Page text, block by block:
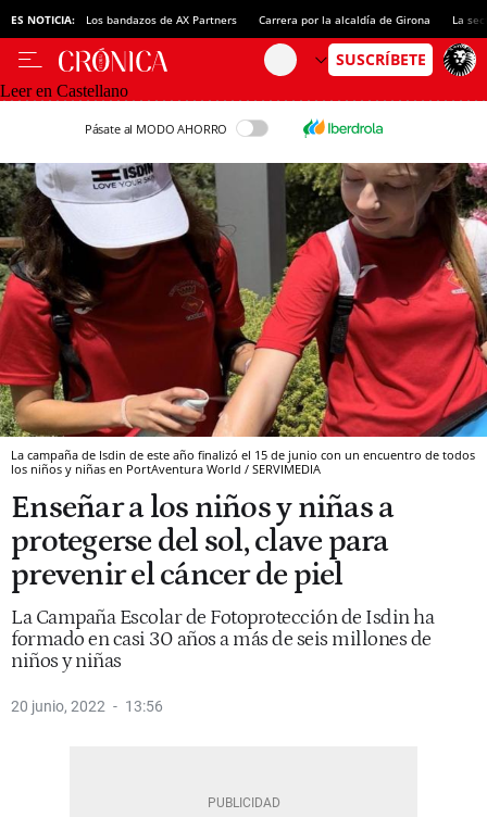
ES NOTICIA: Los bandazos de AX Partners Carrera por la alcaldía de Girona La
Leer en Castellano
Pásate al MODO AHORRO
La campaña de Isdin de este año finalizó el 15 de junio con un encuentro de todos
los niños y niñas en PortAventura World / SERVIMEDIA
Enseñar a los niños y niñas a
protegerse del sol, clave para
prevenir el cáncer de piel
La Campaña Escolar de Fotoprotección de Isdin ha
formado en casi 30 años a más de seis millones de
niños y niñas
20 junio, 2022 13:56